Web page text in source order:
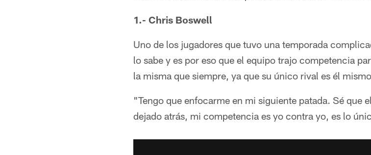
1.- Chris Boswell
Uno de los jugadores que tuvo una temporada
lo sabe y es por eso que el equipo trajo competencia
la misma que siempre, ya que su único rival es él
"Tengo que enfocarme en mi siguiente patada. Sé que
dejado atrás, mi competencia es yo contra yo, es lo